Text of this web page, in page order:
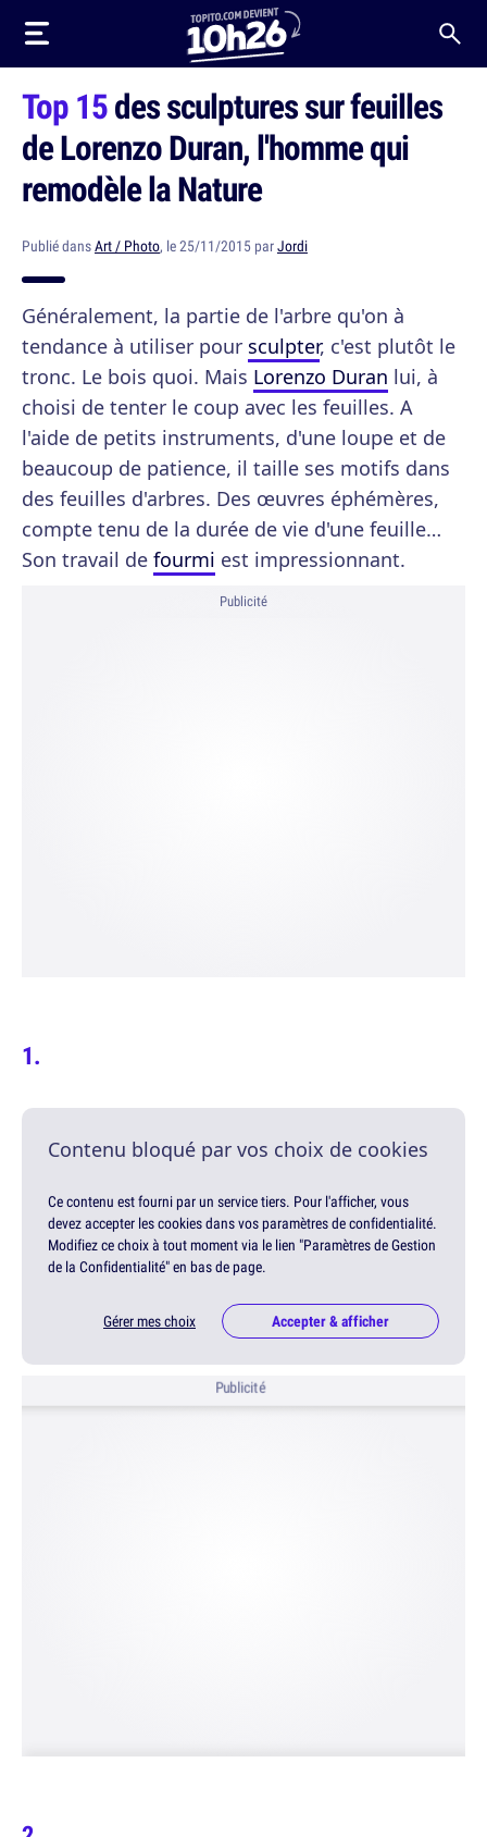
Top 15des sculptures sur feuilles
de Lorenzo Duran, l'homme qui
remodèle la Nature
Publié dansArt / Photo, le 25/11/2015 parJordi
Généralement, la partie de l'arbre qu'on à
tendance à utiliser pour sculpter, c'est plutôt le
tronc. Le bois quoi. Mais Lorenzo Duran lui, à
choisi de tenter le coup avec les feuilles. A
l'aide de petits instruments, d'une loupe et de
beaucoup de patience, il taille ses motifs dans
des feuilles d'arbres. Des œuvres éphémères,
compte tenu de la durée de vie d'une feuille…
Son travail de fourmi est impressionnant.
Publicité
Contenu bloqué par vos choix de cookies
Ce contenu est fourni par un service tiers. Pour l'afficher, vous
devez accepter les cookies dans vos paramètres de confidentialité.
Modifiez ce choix à tout moment via le lien "Paramètres de Gestion
de la Confidentialité" en bas de page.
Gérer mes choix Accepter & afficher
Publicité